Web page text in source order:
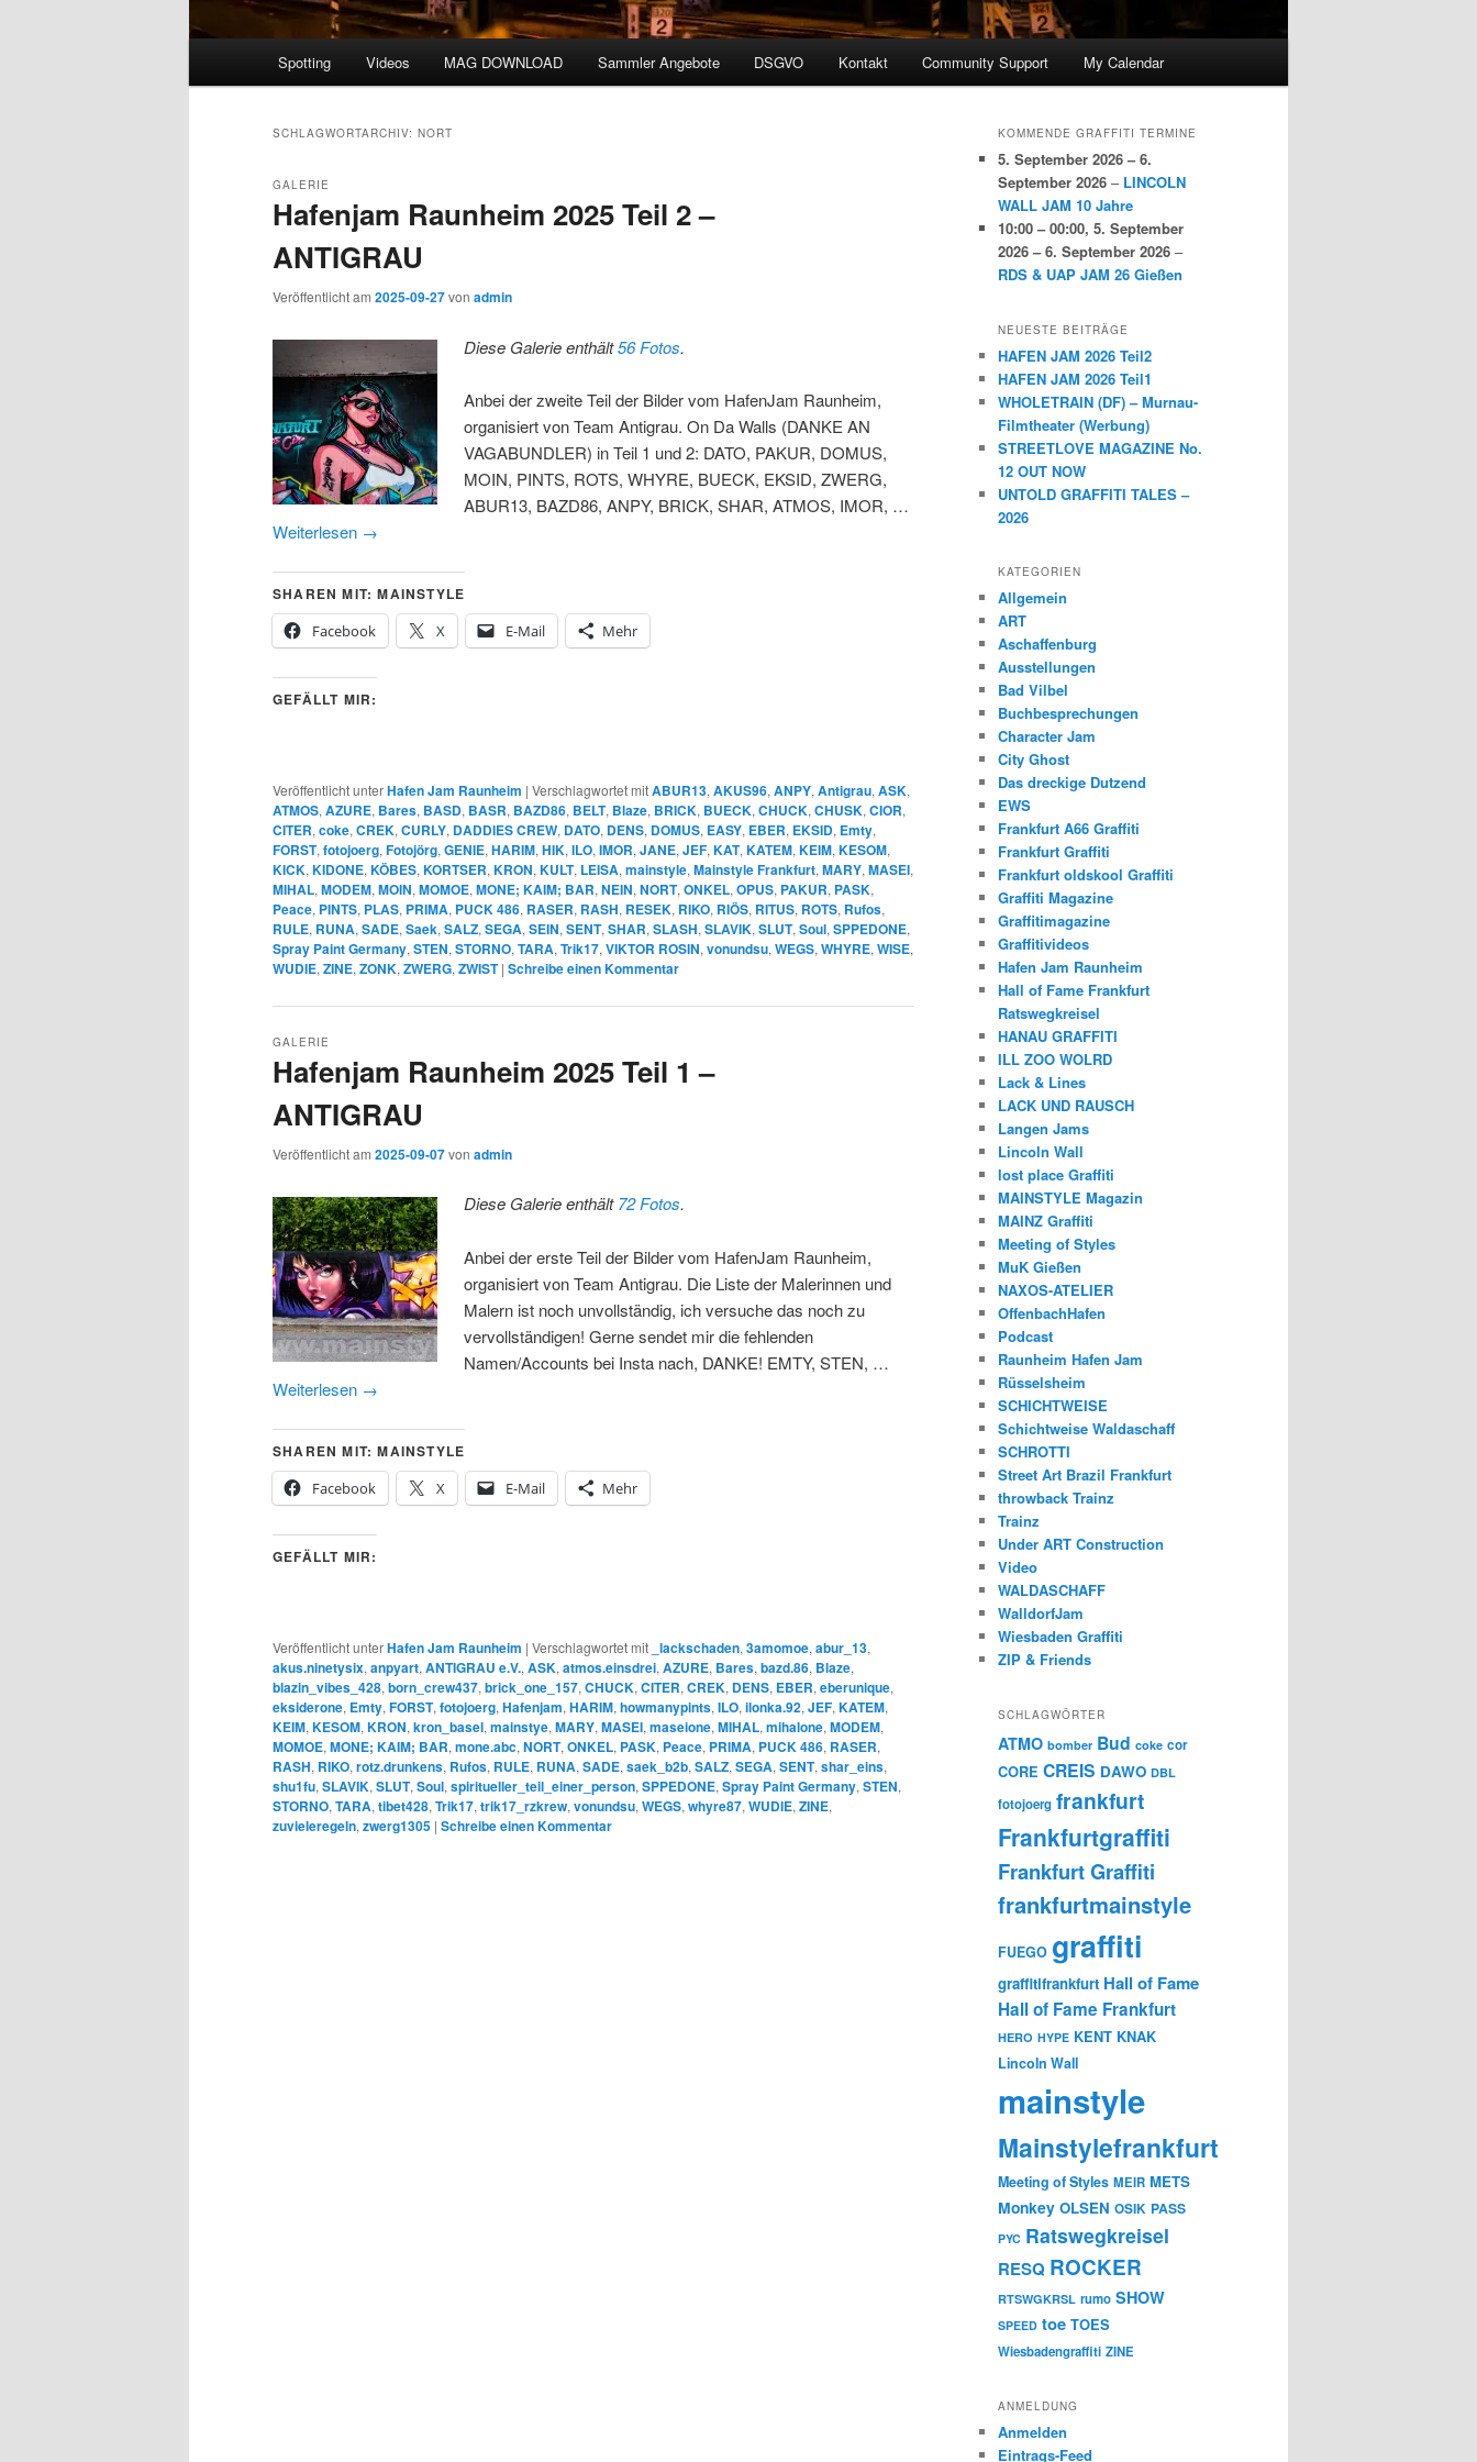
Spotting Videos MAG DOWNLOAD Sammler Angebote DSGVO Kontakt Community Support My Calendar
SCHLAGWORTARCHIV: NORT
Hafenjam Raunheim 2025 Teil 2 –
ANTIGRAU
GALERIE
Veröffentlicht am 2025-09-27von admin
Diese Galerie enthält56 Fotos.
Anbei der zweite Teil der Bilder vom HafenJam Raunheim,
organisiert von Team Antigrau. On Da Walls (DANKE AN
VAGABUNDLER) in Teil 1 und 2: DATO, PAKUR, DOMUS,
MOIN, PINTS, ROTS, WHYRE, BUECK, EKSID, ZWERG,
ABUR13, BAZD86, ANPY, BRICK, SHAR, ATMOS, IMOR, …
Weiterlesen →
SHAREN MIT: MAINSTYLE
Facebook
X E-Mail Mehr
GEFÄLLT MIR:
Veröffentlicht unterHafen Jam Raunheim | Verschlagwortet mitABUR13, AKUS96, ANPY, Antigrau, ASK,
ATMOS, AZURE, Bares, BASD, BASR, BAZD86, BELT, Blaze, BRICK, BUECK, CHUCK, CHUSK, CIOR,
CITER, coke, CREK, CURLY, DADDIES CREW, DATO, DENS, DOMUS, EASY, EBER, EKSID, Emty,
FORST, fotojoerg, Fotojörg, GENIE, HARIM, HIK, ILO, IMOR, JANE, JEF, KAT, KATEM, KEIM, KESOM,
KICK, KIDONE, KÖBES, KORTSER, KRON, KULT, LEISA, mainstyle, Mainstyle Frankfurt, MARY, MASEI,
MIHAL, MODEM, MOIN, MOMOE, MONE; KAIM; BAR, NEIN, NORT, ONKEL, OPUS, PAKUR, PASK,
Peace, PINTS, PLAS, PRIMA, PUCK 486, RASER, RASH, RESEK, RIKO, RIÖS, RITUS, ROTS, Rufos,
RULE, RUNA, SADE, Saek, SALZ, SEGA, SEIN, SENT, SHAR, SLASH, SLAVIK, SLUT, Soul, SPPEDONE,
Spray Paint Germany, STEN, STORNO, TARA, Trik17, VIKTOR ROSIN, vonundsu, WEGS, WHYRE, WISE,
WUDIE, ZINE, ZONK, ZWERG, ZWIST | Schreibe einen Kommentar
Hafenjam Raunheim 2025 Teil 1 –
ANTIGRAU
GALERIE
Veröffentlicht am 2025-09-07von admin
Diese Galerie enthält72 Fotos.
Anbei der erste Teil der Bilder vom HafenJam Raunheim,
organisiert von Team Antigrau. Die Liste der Malerinnen und
Malern ist noch unvollständig, ich versuche das noch zu
vervollständigen! Gerne sendet mir die fehlenden
Namen/Accounts bei Insta nach, DANKE! EMTY, STEN, …
Weiterlesen →
SHAREN MIT: MAINSTYLE
Facebook
X E-Mail Mehr
GEFÄLLT MIR:
Veröffentlicht unterHafen Jam Raunheim | Verschlagwortet mit _lackschaden, 3amomoe, abur_13,
akus.ninetysix, anpyart, ANTIGRAU e.V., ASK, atmos.einsdrei, AZURE, Bares, bazd.86, Blaze,
blazin_vibes_428, born_crew437, brick_one_157, CHUCK, CITER, CREK, DENS, EBER, eberunique,
eksiderone, Emty, FORST, fotojoerg, Hafenjam, HARIM, howmanypints, ILO, ilonka.92, JEF, KATEM,
KEIM, KESOM, KRON, kron_basel, mainstye, MARY, MASEI, maseione, MIHAL, mihalone, MODEM,
MOMOE, MONE; KAIM; BAR, mone.abc, NORT, ONKEL, PASK, Peace, PRIMA, PUCK 486, RASER,
RASH, RIKO, rotz.drunkens, Rufos, RULE, RUNA, SADE, saek_b2b, SALZ, SEGA, SENT, shar_eins,
shu1fu, SLAVIK, SLUT, Soul, spiritueller_teil_einer_person, SPPEDONE, Spray Paint Germany, STEN,
STORNO, TARA, tibet428, Trik17, trik17_rzkrew, vonundsu, WEGS, whyre87, WUDIE, ZINE,
zuvieleregeln, zwerg1305 | Schreibe einen Kommentar
KOMMENDE GRAFFITI TERMINE
5. September 2026 – 6.
September 2026 – LINCOLN
WALL JAM 10 Jahre
10:00 – 00:00, 5. September
2026 – 6. September 2026 –
RDS & UAP JAM 26 Gießen
NEUESTE BEITRÄGE
HAFEN JAM 2026 Teil2
HAFEN JAM 2026 Teil1
WHOLETRAIN (DF) – Murnau-
Filmtheater (Werbung)
STREETLOVE MAGAZINE No.
12 OUT NOW
UNTOLD GRAFFITI TALES –
2026
KATEGORIEN
Allgemein
ART
Aschaffenburg
Ausstellungen
Bad Vilbel
Buchbesprechungen
Character Jam
City Ghost
Das dreckige Dutzend
EWS
Frankfurt A66 Graffiti
Frankfurt Graffiti
Frankfurt oldskool Graffiti
Graffiti Magazine
Graffitimagazine
Graffitivideos
Hafen Jam Raunheim
Hall of Fame Frankfurt
Ratswegkreisel
HANAU GRAFFITI
ILL ZOO WOLRD
Lack & Lines
LACK UND RAUSCH
Langen Jams
Lincoln Wall
lost place Graffiti
MAINSTYLE Magazin
MAINZ Graffiti
Meeting of Styles
MuK Gießen
NAXOS-ATELIER
OffenbachHafen
Podcast
Raunheim Hafen Jam
Rüsselsheim
SCHICHTWEISE
Schichtweise Waldaschaff
SCHROTTI
Street Art Brazil Frankfurt
throwback Trainz
Trainz
Under ART Construction
Video
WALDASCHAFF
WalldorfJam
Wiesbaden Graffiti
ZIP & Friends
SCHLAGWÖRTER
ATMO bomber Bud coke cor
CORE CREIS DAWO DBL
fotojoerg frankfurt
Frankfurtgraffiti
Frankfurt Graffiti
frankfurtmainstyle
FUEGO graffiti
graffitifrankfurt Hall of Fame
Hall of Fame Frankfurt
HERO HYPE KENT KNAK
Lincoln Wall
mainstyle
Mainstylefrankfurt
Meeting of Styles MEIR METS
Monkey OLSEN OSIK PASS
PYC Ratswegkreisel
RESQ ROCKER
RTSWGKRSL rumo SHOW
SPEED toe TOES
Wiesbadengraffiti ZINE
ANMELDUNG
Anmelden
Eintrags-Feed